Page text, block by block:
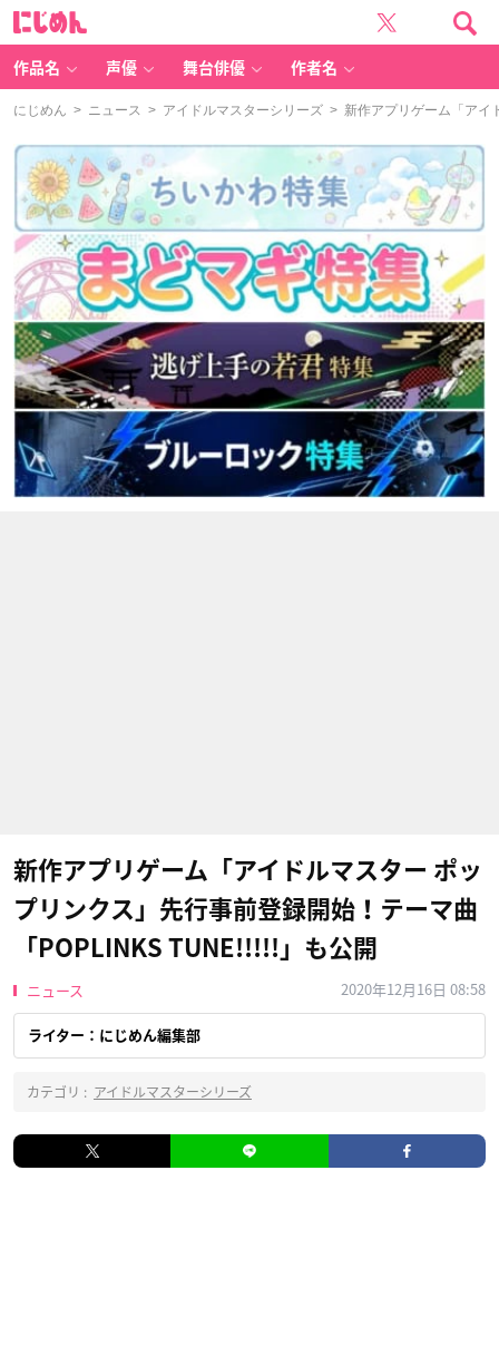
作品名 声優 舞台俳優 作者名
にじめん > ニュース > アイドルマスターシリーズ > 新作アプリゲーム「アイ
新作アプリゲーム「アイドルマスター ポッ
プリンクス」先行事前登録開始！テーマ曲
「POPLINKS TUNE!!!!!」も公開
ニュース 2020年12月16日 08:58
ライター：にじめん編集部
カテゴリ : アイドルマスターシリーズ